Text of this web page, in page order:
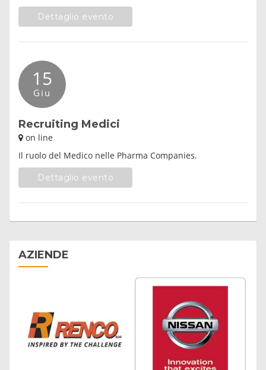
Dettaglio evento
15
Giu
Recruiting Medici
on line
Il ruolo del Medico nelle Pharma Companies.
Dettaglio evento
AZIENDE